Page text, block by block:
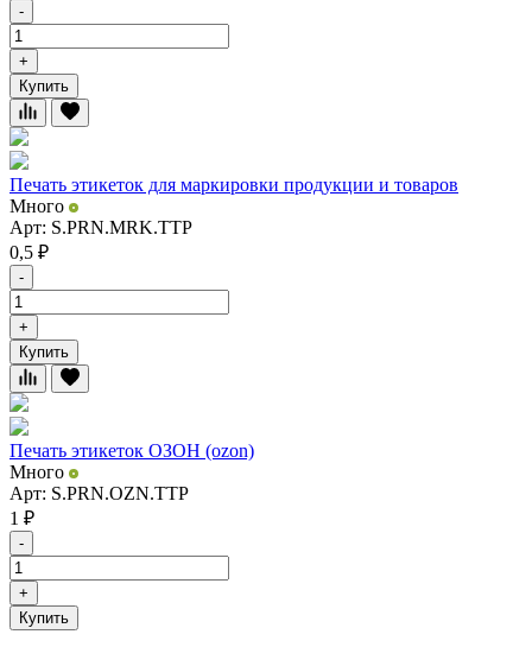
-
+
Купить
Печать этикеток для маркировки продукции и товаров
Много
Арт: S.PRN.MRK.TTP
0,5 ₽
-
+
Купить
Печать этикеток ОЗОН (ozon)
Много
Арт: S.PRN.OZN.TTP
1 ₽
-
+
Купить